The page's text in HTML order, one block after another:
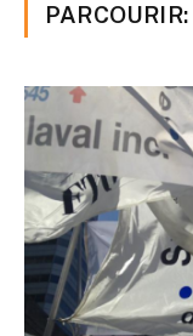
PARCOURIR: